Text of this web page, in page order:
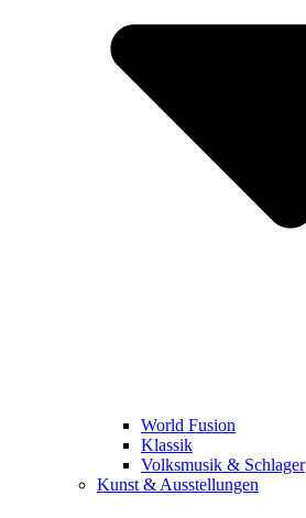
World Fusion
Klassik
Volksmusik & Schlager
Kunst & Ausstellungen